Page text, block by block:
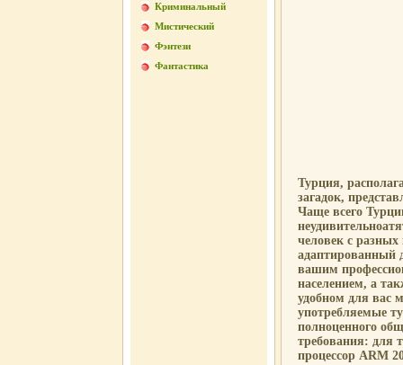
Криминальный
Мистический
Фэнтези
Фантастика
Турция,
загадок,
Чаще всего
человек с разных
адаптированный
вашим
населением, а
удобном для вас
употребляемые
полноценного
требования: для
процессор ARM